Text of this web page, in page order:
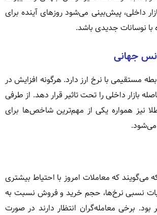
داخلی، پیش‌بینی می‌شود روزهای آینده برای
با نوسانات جدیدی باشد.
جهانی
مستقیمی با نرخ ارز دارد. هرگونه افزایش در
بازار داخلی را تحت تاثیر قرار دهد. از طرفی
نیز همواره یکی از مهم‌ترین شاخص‌ها برای
می‌شود.
می‌گویند که معاملات امروز با احتیاط بیشتری
نسبی نرخ‌ها، حجم خرید و فروش نسبت به
بود. برخی معامله‌گران انتظار دارند در صورت